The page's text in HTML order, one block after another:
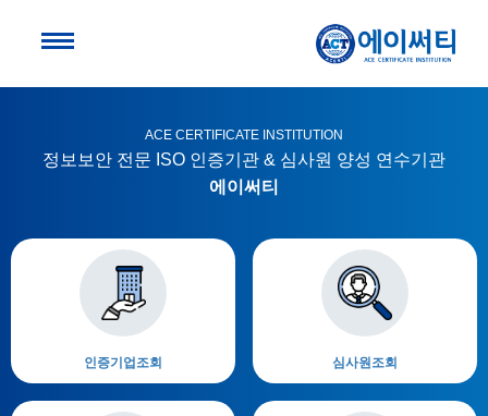
ACE CERTIFICATE INSTITUTION
정보보안 전문 ISO 인증기관 & 심사원 양성 연수기관
에이써티
인증기업조회 심사원조회